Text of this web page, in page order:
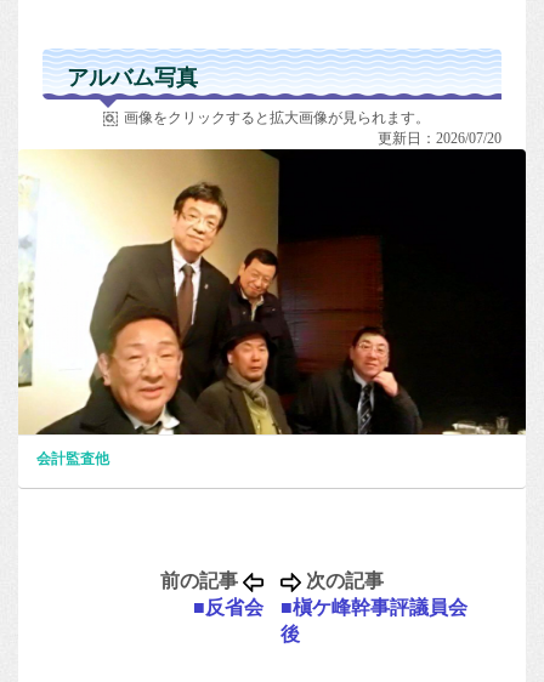
アルバム写真
画像をクリックすると拡大画像が見られます。
更新日：2026/07/20
会計監査他
前の記事
■反省会
次の記事
■槇ケ峰幹事評議員会
後